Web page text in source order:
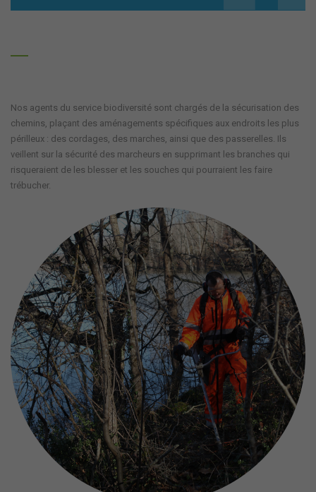
Nos agents du service biodiversité sont chargés de la sécurisation des
chemins, plaçant des aménagements spécifiques aux endroits les plus
périlleux : des cordages, des marches, ainsi que des passerelles. Ils
veillent sur la sécurité des marcheurs en supprimant les branches qui
risqueraient de les blesser et les souches qui pourraient les faire
trébucher.